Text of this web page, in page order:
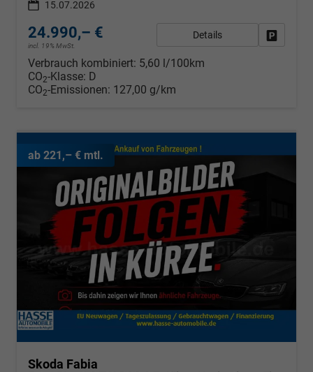
15.07.2026
24.990,– €
incl. 19% MwSt.
Details
Verbrauch kombiniert: 5,60 l/100km
CO2-Klasse: D
CO2-Emissionen: 127,00 g/km
ab 221,– € mtl.
Skoda Fabia